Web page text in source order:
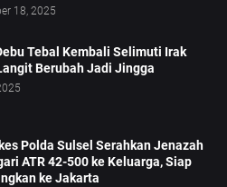
18, 2025
Tebal Kembali Selimuti Irak
Berubah Jadi Jingga
Polda Sulsel Serahkan Jenazah
ATR 42-500 ke Keluarga, Siap
ke Jakarta